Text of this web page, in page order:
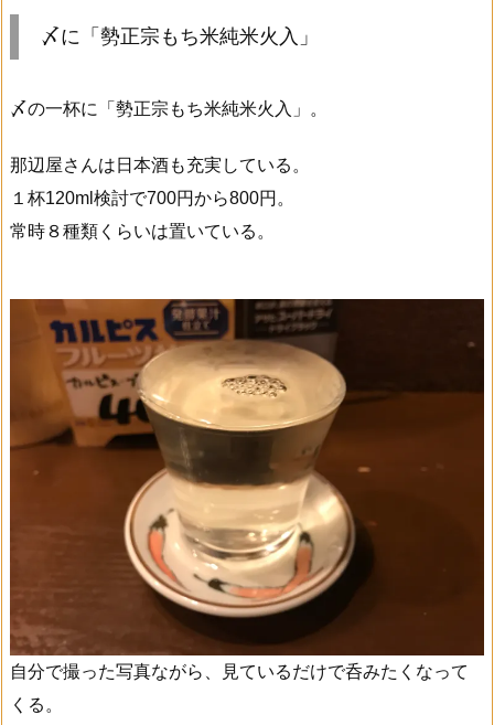
〆に「勢正宗もち米純米火入」
〆の一杯に「勢正宗もち米純米火入」。
那辺屋さんは日本酒も充実している。
１杯120ml検討で700円から800円。
常時８種類くらいは置いている。
自分で撮った写真ながら、見ているだけで呑みたくなって
くる。